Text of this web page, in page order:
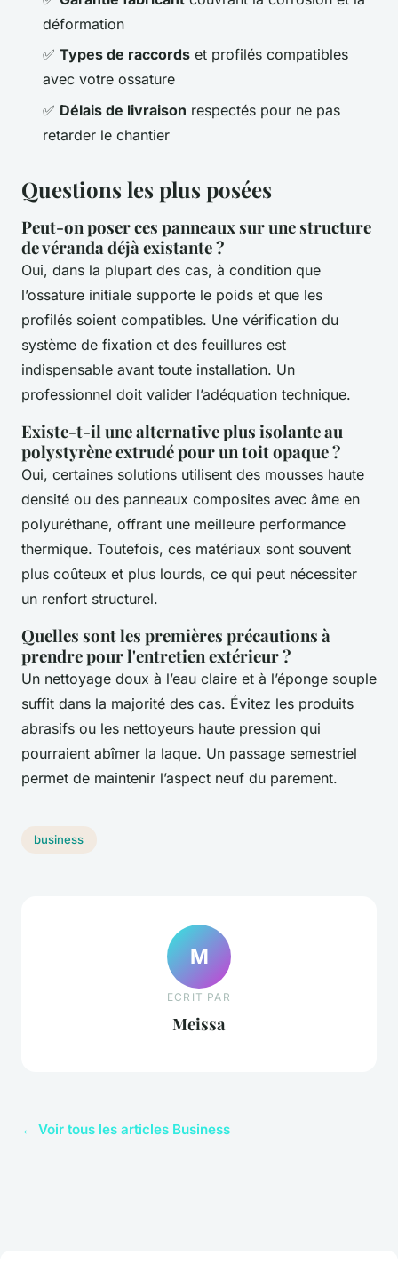
déformation
✅ Types de raccords et profilés compatibles
avec votre ossature
✅ Délais de livraison respectés pour ne pas
retarder le chantier
Questions les plus posées
Peut-on poser ces panneaux sur une structure
de véranda déjà existante ?
Oui, dans la plupart des cas, à condition que
l’ossature initiale supporte le poids et que les
profilés soient compatibles. Une vérification du
système de fixation et des feuillures est
indispensable avant toute installation. Un
professionnel doit valider l’adéquation technique.
Existe-t-il une alternative plus isolante au
polystyrène extrudé pour un toit opaque ?
Oui, certaines solutions utilisent des mousses haute
densité ou des panneaux composites avec âme en
polyuréthane, offrant une meilleure performance
thermique. Toutefois, ces matériaux sont souvent
plus coûteux et plus lourds, ce qui peut nécessiter
un renfort structurel.
Quelles sont les premières précautions à
prendre pour l'entretien extérieur ?
Un nettoyage doux à l’eau claire et à l’éponge souple
suffit dans la majorité des cas. Évitez les produits
abrasifs ou les nettoyeurs haute pression qui
pourraient abîmer la laque. Un passage semestriel
permet de maintenir l’aspect neuf du parement.
business
M
ECRIT PAR
Meissa
← Voir tous les articles Business